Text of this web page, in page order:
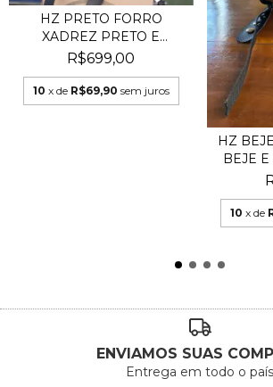
HZ PRETO FORRO
XADREZ PRETO E
BRANCO
R$699,00
10 x de R$69,90 sem juros
HZ
BEJE
10 x de
ENVIAMOS SUAS
Entrega em todo o país